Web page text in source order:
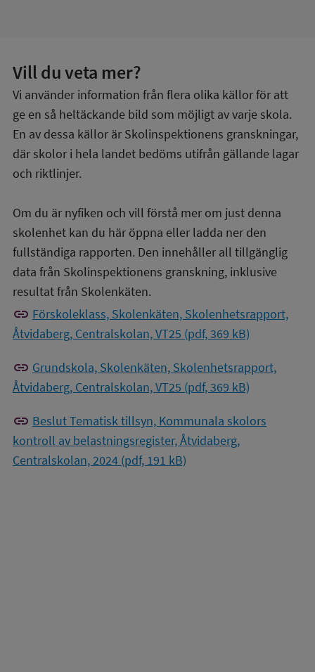
Vill du veta mer?
Vi använder information från flera olika källor för att
ge en så heltäckande bild som möjligt av varje skola.
En av dessa källor är Skolinspektionens granskningar,
där skolor i hela landet bedöms utifrån gällande lagar
och riktlinjer.
Om du är nyfiken och vill förstå mer om just denna
skolenhet kan du här öppna eller ladda ner den
fullständiga rapporten. Den innehåller all tillgänglig
data från Skolinspektionens granskning, inklusive
resultat från Skolenkäten.
link Förskoleklass, Skolenkäten, Skolenhetsrapport,
Åtvidaberg, Centralskolan, VT25 (pdf, 369 kB)
link Grundskola, Skolenkäten, Skolenhetsrapport,
Åtvidaberg, Centralskolan, VT25 (pdf, 369 kB)
link Beslut Tematisk tillsyn, Kommunala skolors
kontroll av belastningsregister, Åtvidaberg,
Centralskolan, 2024 (pdf, 191 kB)